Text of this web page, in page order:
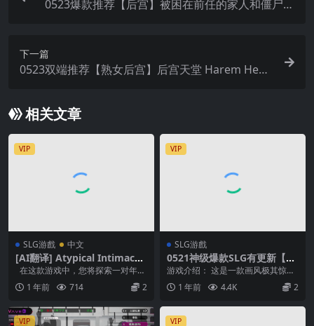
0523爆款推荐【后宫】被困在前任的家人和僵尸中
下一篇
0523双端推荐【熟女后宫】后宫天堂 Harem Heav
相关文章
VIP
SLG游戲 中文
[AI翻译] Atypical Intimacy
[v0.0-prologue]
在这款游戏中，您将探索一对年轻
夫妇的故事，他们冒险进入了摇摆
世界，...
1 年前 714 2
VIP
SLG游戲
0521神级爆款SLG有更新【超
大后宫】奇异的圣地~圣屌降
临~BizzareHolyLand Ver51.
0 【官中无码】
游戏介绍： 这是一款画风极其惊艳
的互动SLG游戏 控制穿越到天使伊
甸园的男主，展...
1 年前 4.4K 2
VIP VIP